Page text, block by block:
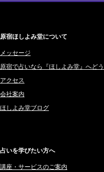
橘メルロ (7)
鈴喜みわこ (8)
鯖ノ実 ソニン (19)
愛音ソナタ (16)
紫村 明世 (34)
サーペント (92)
2025年12月 (201)
2025年11月 (252)
2025年10月 (242)
2025年9月 (196)
2025年8月 (182)
原宿ほしよみ堂について
メッセージ
原宿で占いなら『ほしよみ堂』へど
アクセス
会社案内
ほしよみ堂ブログ
占いを学びたい方へ
講座・サービスのご案内